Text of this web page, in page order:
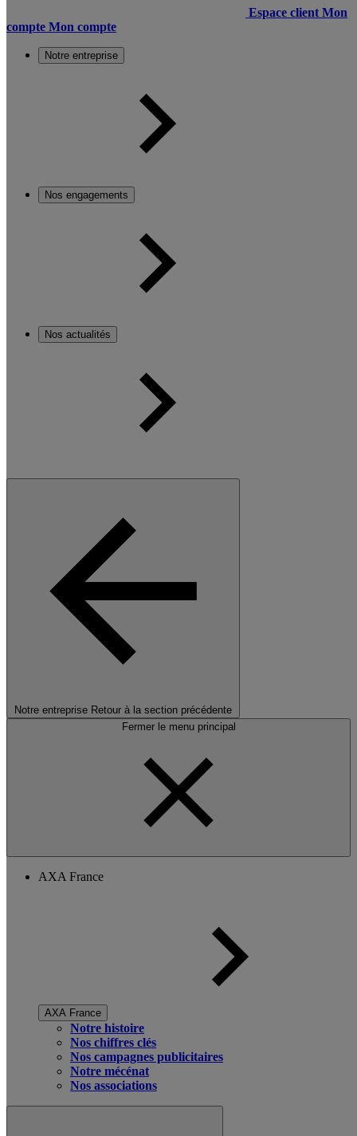
Espace client Mon
compte Mon compte
Notre entreprise
Nos engagements
Nos actualités
Notre entreprise Retour à la section précédente
Fermer le menu principal
AXA France
AXA France
Notre histoire
Nos chiffres clés
Nos campagnes publicitaires
Notre mécénat
Nos associations